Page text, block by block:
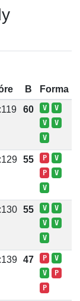
B
Forma
60 V
V
V
V
V
55 P
V
P
V
V
55 V
V
V
V
V
47 P
V
V
P
P